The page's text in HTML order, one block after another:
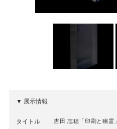
▼ 展示情報
タイトル 吉田 志穂「印刷と幽霊」